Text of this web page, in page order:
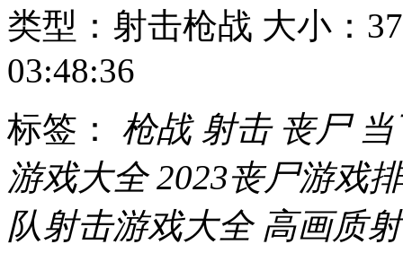
类型：射击枪战 大小：
03:48:36
标签： 枪战 射击 丧尸
游戏大全 2023丧尸游戏
队射击游戏大全 高画质